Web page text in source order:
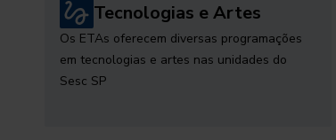
Tecnologias e Artes
Os ETAs oferecem diversas programações
em tecnologias e artes nas unidades do
Sesc SP